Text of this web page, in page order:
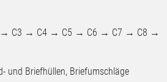
→ C3 → C4 → C5 → C6 → C7 → C8 →
und Briefhüllen, Briefumschläge